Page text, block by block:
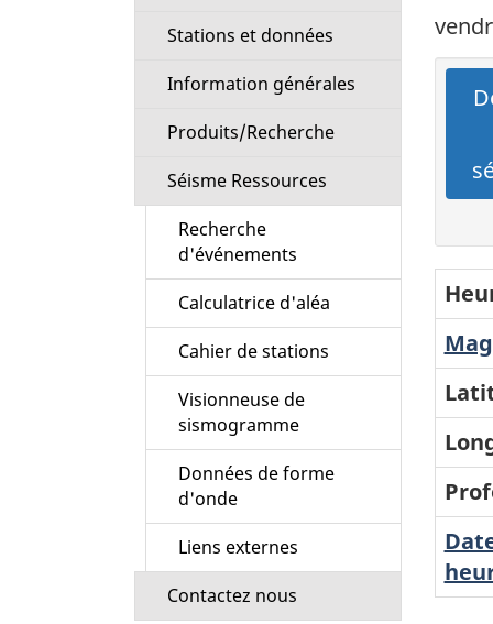
Stations et données
Information générales
Produits/Recherche
Séisme Ressources
Recherche
d'événements
Calculatrice d'aléa
Cahier de stations
Visionneuse de
sismogramme
Données de forme
d'onde
Liens externes
Contactez nous